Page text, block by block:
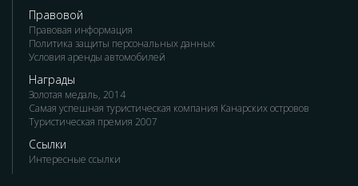
Правовой
Правовая информация
Политика защиты персональных данных
Условия аренды автомобилей
Награды
Золотая медаль, 2014
Самая успешная туристическая компания Канарских островов
Туристическая премия 2007
Ссылки
Интересные ссылки